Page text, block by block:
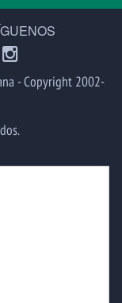
- Copyright 2002-